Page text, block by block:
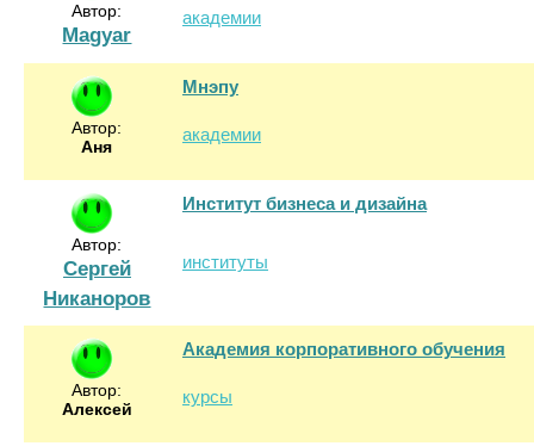
Автор:
Magyar
академии
Автор:
Аня
Мнэпу
академии
Автор:
Сергей
Никаноров
Институт бизнеса и дизайна
институты
Автор:
Алексей
Академия корпоративного обучения
курсы